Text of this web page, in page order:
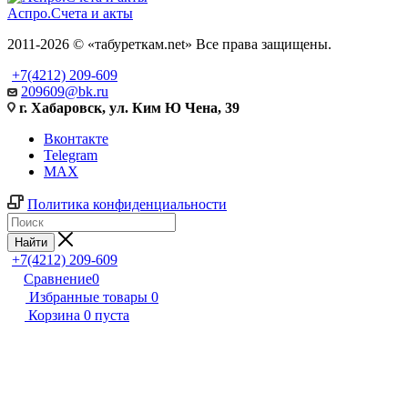
Аспро.Счета и акты
2011-2026 © «табуреткам.net» Все права защищены.
+7(4212) 209-609
209609@bk.ru
г. Хабаровск, ул. Ким Ю Чена, 39
Вконтакте
Telegram
MAX
Политика конфиденциальности
Найти
+7(4212) 209-609
Сравнение0
Избранные товары 0
Корзина 0 пуста